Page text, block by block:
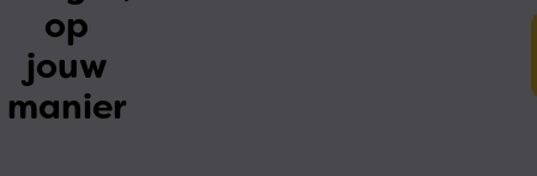
op
jouw
manier